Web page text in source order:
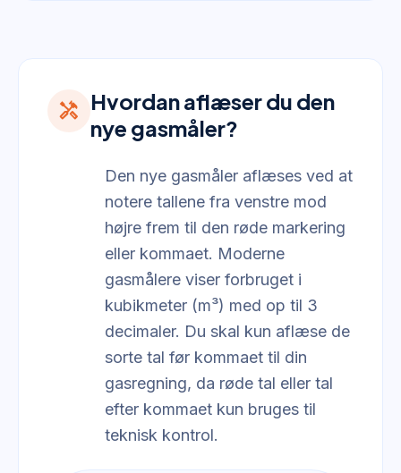
handyman Hvordan aflæser du den
nye gasmåler?
Den nye gasmåler aflæses ved at
notere tallene fra venstre mod
højre frem til den røde markering
eller kommaet. Moderne
gasmålere viser forbruget i
kubikmeter (m³) med op til 3
decimaler. Du skal kun aflæse de
sorte tal før kommaet til din
gasregning, da røde tal eller tal
efter kommaet kun bruges til
teknisk kontrol.